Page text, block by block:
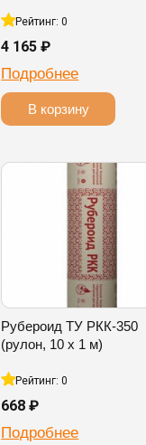
Рейтинг: 0
4 165 ₽
Подробнее
В корзину
Рубероид ТУ РКК-350
(рулон, 10 х 1 м)
Рейтинг: 0
668 ₽
Подробнее